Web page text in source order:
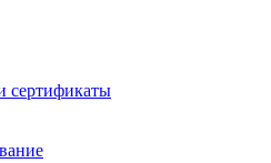
сертификаты